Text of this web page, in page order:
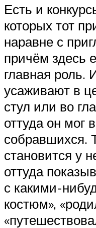
Есть и
которых тот
наравне с
причём здесь
главная роль.
усаживают в
стул или во
оттуда он мог
собравшихся.
становится у
оттуда
с какими-
костюм»,